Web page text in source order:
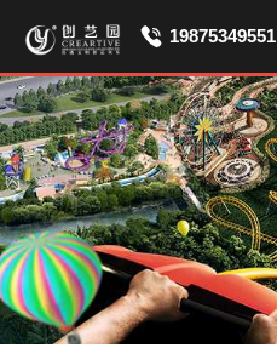
19875349551